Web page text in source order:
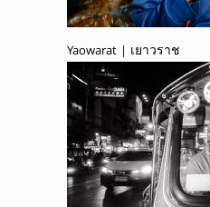
Yaowarat | เยาวราช